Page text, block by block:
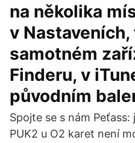
na několika
v
samotném
Finderu, v
původním
Spojte se s nám Peťass:
PUK2 u O2 karet není